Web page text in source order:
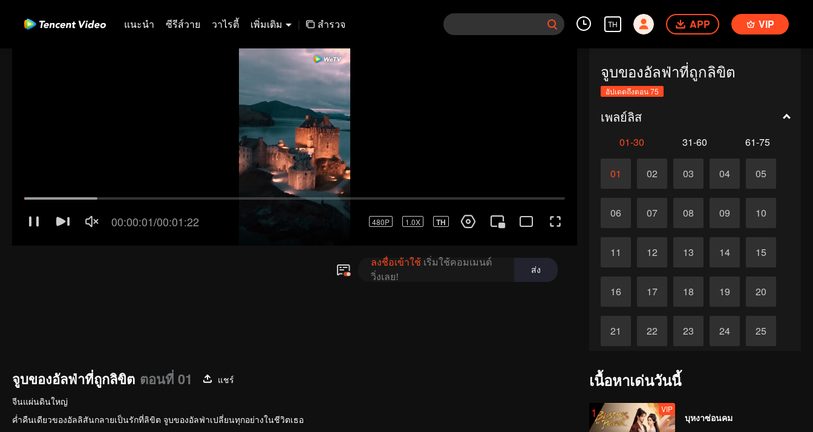
แนะนำ ซีรีส์วาย วาไรตี้ เพิ่มเติม | สำรวจ TH APP VIP
จูบของอัลฟ่าที่ถูกลิขิต
อัปเดตถึงตอน 75
เพลย์ลิส
01-30 31-60 61-75
01 02 03 04 05
06 07 08 09 10
11 12 13 14 15
16 17 18 19 20
21 22 23 24 25
จูบของอัลฟ่าที่ถูกลิขิต ตอนที่ 01
แชร์
จีนแผ่นดินใหญ่
ค่ำคืนเดียวของอัลลิสันกลายเป็นรักที่ลิขิต จูบของอัลฟ่าเปลี่ยนทุกอย่างในชีวิตเธอ
เนื้อหาเด่นวันนี้
1 VIP
บุหงาซ่อนคม